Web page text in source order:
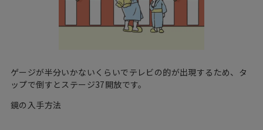
ゲージが半分いかないくらいでテレビの的が出現するため、タ
ップで倒すとステージ37開放です。
鏡の入手方法